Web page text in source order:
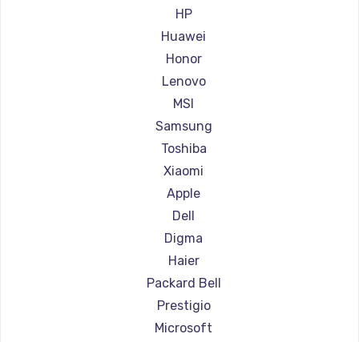
Ремонт ноутбуков Aorus
Ремонт ноутбуков Maibenben
Ремонт ноутбуков Getac
Ремонт ноутбуков Epson
Ремонт ноутбуков Philips
Ремонт ноутбуков LG
Ремонт ноутбуков Panasonic
Ремонт ноутбуков Irbis
Ремонт ноутбуков Thunderobot
Ремонт ноутбуков Hasee
Ремонт ноутбуков ZTE
Ремонт ноутбуков Hiper
Ремонт ноутбуков Evga
Ремонт ноутбуков Google
Ремонт ноутбуков Echips
HP
Huawei
Honor
Lenovo
MSI
Samsung
Toshiba
Xiaomi
Apple
Dell
Digma
Haier
Packard Bell
Prestigio
Microsoft